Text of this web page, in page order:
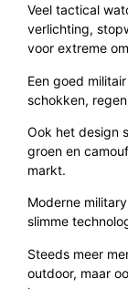
Veel tactical
verlichting,
voor extreme
Een goed
schokken,
Ook het design
groen en
markt.
Moderne
slimme
Steeds meer
outdoor, maar